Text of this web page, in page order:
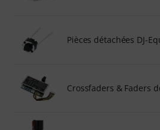
Pièces détachées DJ-
Crossfaders & Faders